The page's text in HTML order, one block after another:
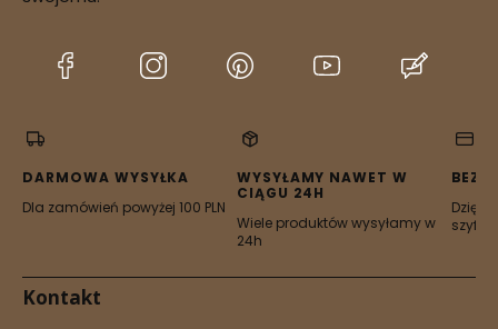
(Otwiera (Otwiera (Otwiera
nowej
(Otwiera
nowej
DARMOWA WYSYŁKA
Dla zamówień powyżej 100 PLN
WYSYŁAMY NAWET W
CIĄGU 24H
Wiele produktów wysyłamy w
24h
Dzięki
Kontakt